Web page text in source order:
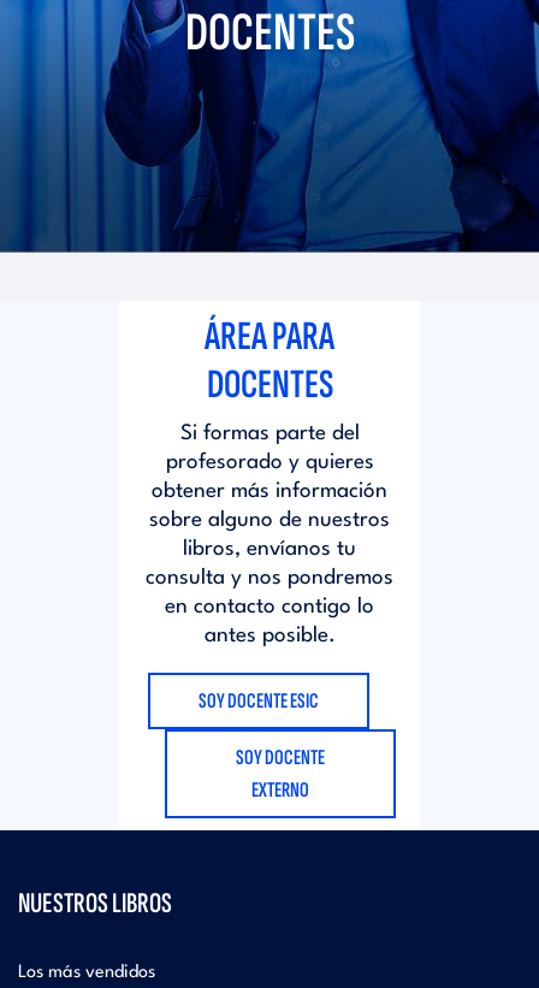
i
o
t
DOCENTES
ÁREA PARA
DOCENTES
Si formas parte del
profesorado y quieres
obtener más información
sobre alguno de nuestros
libros, envíanos tu
consulta y nos pondremos
en contacto contigo lo
antes posible.
SOY DOCENTE ESIC
SOY DOCENTE
EXTERNO
NUESTROS LIBROS
Los más vendidos